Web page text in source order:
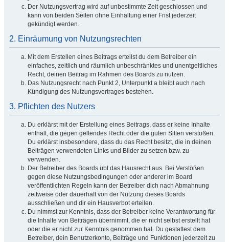
Der Nutzungsvertrag wird auf unbestimmte Zeit geschlossen und
kann von beiden Seiten ohne Einhaltung einer Frist jederzeit
gekündigt werden.
2. Einräumung von Nutzungsrechten
Mit dem Erstellen eines Beitrags erteilst du dem Betreiber ein
einfaches, zeitlich und räumlich unbeschränktes und unentgeltliches
Recht, deinen Beitrag im Rahmen des Boards zu nutzen.
Das Nutzungsrecht nach Punkt 2, Unterpunkt a bleibt auch nach
Kündigung des Nutzungsvertrages bestehen.
3. Pflichten des Nutzers
Du erklärst mit der Erstellung eines Beitrags, dass er keine Inhalte
enthält, die gegen geltendes Recht oder die guten Sitten verstoßen.
Du erklärst insbesondere, dass du das Recht besitzt, die in deinen
Beiträgen verwendeten Links und Bilder zu setzen bzw. zu
verwenden.
Der Betreiber des Boards übt das Hausrecht aus. Bei Verstößen
gegen diese Nutzungsbedingungen oder anderer im Board
veröffentlichten Regeln kann der Betreiber dich nach Abmahnung
zeitweise oder dauerhaft von der Nutzung dieses Boards
ausschließen und dir ein Hausverbot erteilen.
Du nimmst zur Kenntnis, dass der Betreiber keine Verantwortung für
die Inhalte von Beiträgen übernimmt, die er nicht selbst erstellt hat
oder die er nicht zur Kenntnis genommen hat. Du gestattest dem
Betreiber, dein Benutzerkonto, Beiträge und Funktionen jederzeit zu